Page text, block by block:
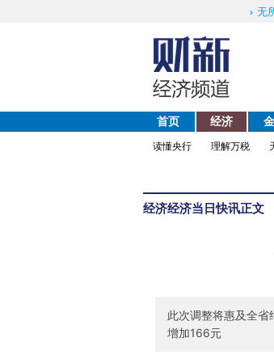
无
首页 经济
读懂央行
理解万税
经济经济当日快讯正文
此次调整将惠及全
增加166元